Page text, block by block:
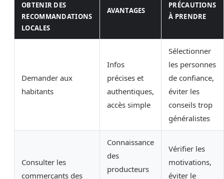
OBTENIR DES
RECOMMANDATIONS
LOCALES
AVANTAGES
PRÉCAUTIONS
À PRENDRE
Demander aux
habitants
Infos
précises et
authentiques,
accès simple
Sélectionner
les personnes
de confiance,
éviter les
conseils trop
généralistes
Consulter les
commerçants des
Connaissance
des
producteurs
Vérifier les
motivations,
éviter le